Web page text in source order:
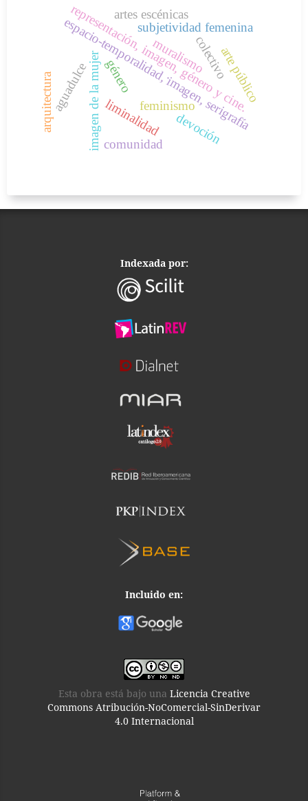
representación, imagen, género y cine.
espacio-temporalidad, imagen, serigrafía
imagen de la mujer feminismo
género
subjetividad femenina
artes escénicas
liminalidad
muralismocolectivo
aguadulce
comunidad
arte público
.
arquitectura devoción
Indexada por:
Incluido en:
Esta obra está bajo una Licencia Creative
Commons Atribución-NoComercial-SinDerivar
4.0 Internacional